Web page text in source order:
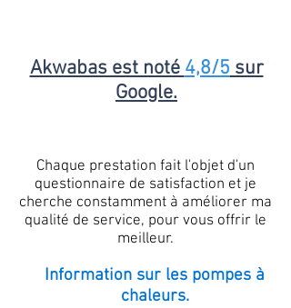
Akwabas est noté 4,8/5 sur
Google.
Chaque prestation fait l'objet d'un
questionnaire de satisfaction et je
cherche constamment à améliorer ma
qualité de service, pour vous offrir le
meilleur.
Information sur les pompes à
chaleurs.